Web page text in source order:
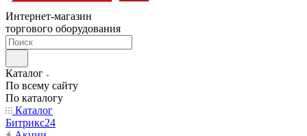
Интернет-магазин
торгового оборудования
Каталог
По всему сайту
По каталогу
Каталог
Битрикс24